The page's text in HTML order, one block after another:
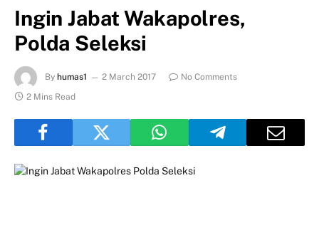
Ingin Jabat Wakapolres,
Polda Seleksi
By humas1 2 March 2017
No Comments
2 Mins Read